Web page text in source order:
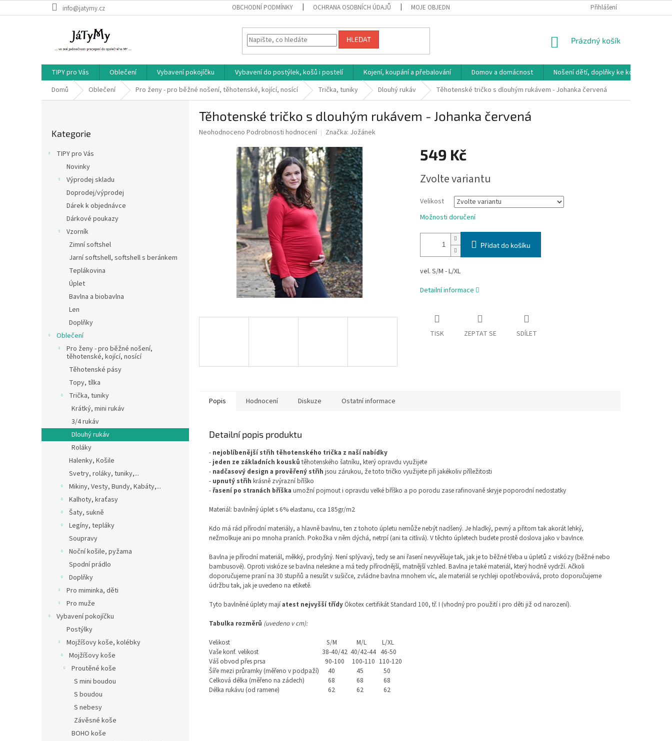
na
info@jatymy.cz OBCHODNÍ PODMÍNKY OCHRANA OSOBNÍCH ÚDAJŮ MOJE OBJEDNÁVKA DOPRAVA, PLATBY A
Přihlášení
HLEDAT
NÁKUPNÍ
Prázdný košík
TIPY pro Vás Oblečení Vybavení pokojíčku Vybavení do postýlek, košů i postelí Kojení, koupání a přebalování Domov a domácnost
Nošení dětí, doplňky ke kočárkům
Domů
Oblečení Pro ženy - pro běžné nošení, těhotenské, kojící, nosící Trička, tuniky Dlouhý rukáv Těhotenské tričko s dlouhým rukávem - Johanka červená
kategorie
Kategorie
TIPY pro Vás
Novinky
Výprodej skladu
Doprodej/výprodej
Dárek k objednávce
Dárkové poukazy
Vzorník
Zimní softshel
Jarní softshell, softshell s beránkem
Teplákovina
Úplet
Bavlna a biobavlna
Len
Doplňky
Oblečení
Pro ženy - pro běžné nošení,
těhotenské, kojící, nosící
Těhotenské pásy
Topy, tílka
Trička, tuniky
Krátký, mini rukáv
3/4 rukáv
Dlouhý rukáv
Roláky
Halenky, Košile
Svetry, roláky, tuniky,...
Mikiny, Vesty, Bundy, Kabáty,...
Kalhoty, kraťasy
Šaty, sukně
Legíny, tepláky
Soupravy
Noční košile, pyžama
Spodní prádlo
Doplňky
Pro miminka, děti
Pro muže
Vybavení pokojíčku
Postýlky
Mojžíšovy koše, kolébky
Mojžíšovy koše
Proutěné koše
S mini boudou
S boudou
S nebesy
Závěsné koše
BOHO koše
Těhotenské tričko s dlouhým rukávem - Johanka červená
Průměrné
Neohodnoceno Podrobnosti hodnocení Značka: Jožánek
549 Kč
cena:
Zvolte variantu
Velikost
Možnosti doručení
Přidat do košíku
vel. S/M - L/XL
Detailní informace
TISK ZEPTAT SE SDÍLET
Popis Hodnocení Diskuze Ostatní informace
Detailní popis produktu
- nejoblíbenější střih těhotenského trička z naší nabídky
- jeden ze základních kousků těhotenského šatníku, který opravdu využijete
- nadčasový design a prověřený střih jsou zárukou, že toto tričko využijete při jakékoliv příležitosti
- upnutý střih krásně zvýrazní bříško
- řasení po stranách bříška umožní pojmout i opravdu velké bříško a po porodu zase rafinovaně skryje poporodní nedostatky
Materiál: bavlněný úplet s 6% elastanu, cca 185gr/m2
Kdo má rád přírodní materiály, a hlavně bavlnu, ten z tohoto úpletu nemůže nebýt nadšený. Je hladký, pevný a přitom tak akorát lehký,
nežmolkuje ani po mnoha praních. Pokožka v něm dýchá, netrpí (ani ta citlivá). V těchto úpletech budete prostě doslova jako v bavlnce.
Bavlna je přírodní materiál, měkký, prodyšný. Není splývavý, tedy se ani řasení nevyvěšuje tak, jak je to běžné třeba u úpletů z viskózy (běžné nebo
bambusové). Oproti viskóze se bavlna neleskne a má tedy přírodnější, matnější vzhled. Bavlna je také materiál, který hodně vydrží. Ačkoli
doporučujeme praní na 30 stupňů a nesušit v sušičce, zvládne bavlna mnohem víc, ale materiál se rychleji opotřebovává, proto doporučujeme
údržbu tak, jak je uvedeno na etiketě.
Tyto bavlněné úplety majíatest nejvyšší třídyÖkotex certifikát Standard 100, tř. I (vhodný pro použití i pro děti již od narození).
Tabulka rozměrů (uvedeno v cm):
Velikost
S/M M/L
L/XL
Vaše konf. velikost
38-40/42 40/42-44 46-50
Váš obvod přes prsa
90-100 100-110 110-120
Šíře mezi průramky (měřeno v podpaží)
40 45
50
Celková délka (měřeno na zádech)
68 68
68
Délka rukávu (od ramene)
62 62 62